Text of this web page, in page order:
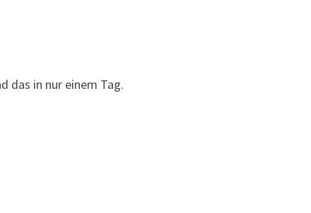
das in nur einem Tag.